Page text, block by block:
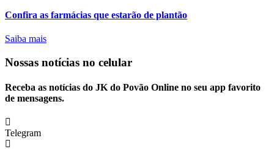
Confira as farmácias que estarão de plantão
Saiba mais
Nossas notícias no celular
Receba as notícias do JK do Povão Online no seu app favorito
de mensagens.
Telegram